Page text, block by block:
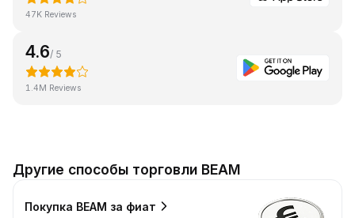
47K Reviews
4.6/ 5
1.4M Reviews
Другие способы торговли BEAM
Покупка BEAM за фиат